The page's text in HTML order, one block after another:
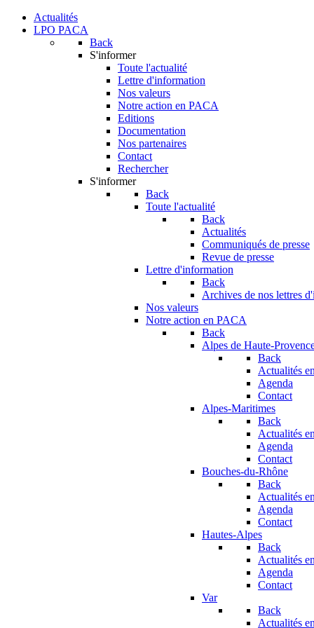
Actualités
LPO PACA
Back
S'informer
Toute l'actualité
Lettre d'information
Nos valeurs
Notre action en PACA
Editions
Documentation
Nos partenaires
Contact
Rechercher
S'informer
Back
Toute l'actualité
Back
Actualités
Communiqués de presse
Revue de presse
Lettre d'information
Back
Archives de nos lettres
Nos valeurs
Notre action en PACA
Back
Alpes de Haute-
Back
Actualités
Agenda
Contact
Alpes-Maritimes
Back
Actualités
Agenda
Contact
Bouches-du-Rhône
Back
Actualités
Agenda
Contact
Hautes-Alpes
Back
Actualités
Agenda
Contact
Var
Back
Actualités